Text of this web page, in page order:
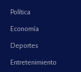
Política
Economía
Deportes
Entretenimiento